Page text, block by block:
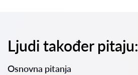
Ljudi također pitaju:
Osnovna pitanja